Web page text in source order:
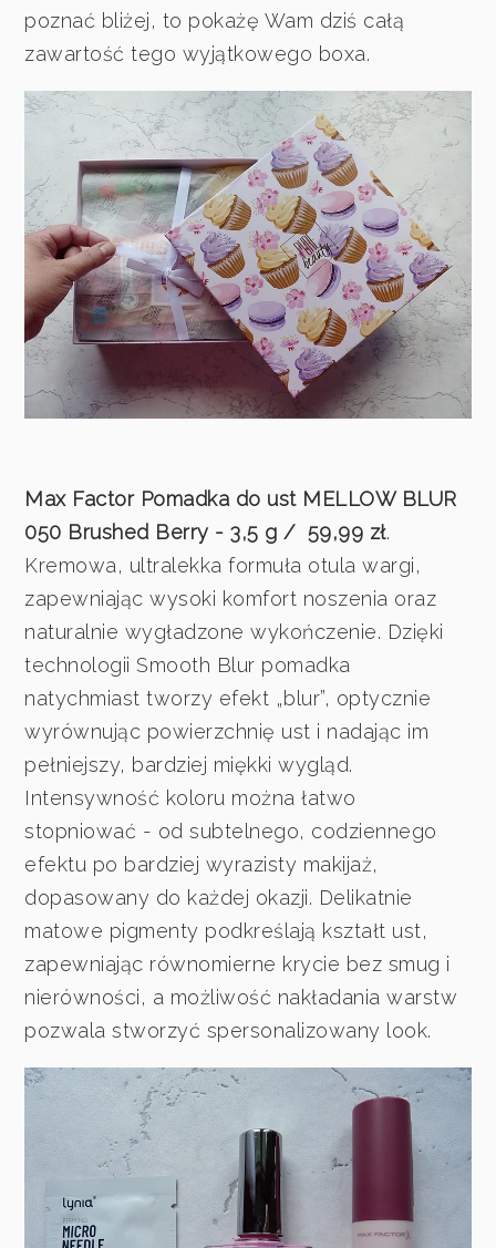
poznać bliżej, to pokażę Wam dziś całą
zawartość tego wyjątkowego boxa.
Max Factor Pomadka do ust MELLOW BLUR
050 Brushed Berry - 3,5 g / 59,99 zł.
Kremowa, ultralekka formuła otula wargi,
zapewniając wysoki komfort noszenia oraz
naturalnie wygładzone wykończenie. Dzięki
technologii Smooth Blur pomadka
natychmiast tworzy efekt „blur”, optycznie
wyrównując powierzchnię ust i nadając im
pełniejszy, bardziej miękki wygląd.
Intensywność koloru można łatwo
stopniować - od subtelnego, codziennego
efektu po bardziej wyrazisty makijaż,
dopasowany do każdej okazji. Delikatnie
matowe pigmenty podkreślają kształt ust,
zapewniając równomierne krycie bez smug i
nierówności, a możliwość nakładania warstw
pozwala stworzyć spersonalizowany look.